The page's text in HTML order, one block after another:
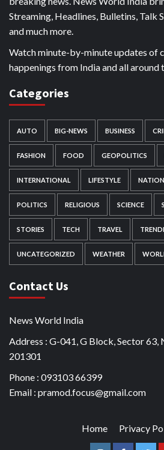
Streaming, Headlines, Bulletins, Talk
and much more.
Watch minute-by-minute updates of
happenings from India and all around
Categories
AUTO BIG-NEWS BUSINESS
FASHION FOOD GEOPOLITICS
INTERNATIONAL LIFESTYLE
POLITICS RELIGIOUS SCIENCE
STORIES TECH TRAVEL
UNCATEGORIZED WEATHER
Contact Us
News World India
Address : G-041, G Block, Sector
201301
Phone : 093103 66399
Email : pramod.focus@gmail.com
Home Privacy